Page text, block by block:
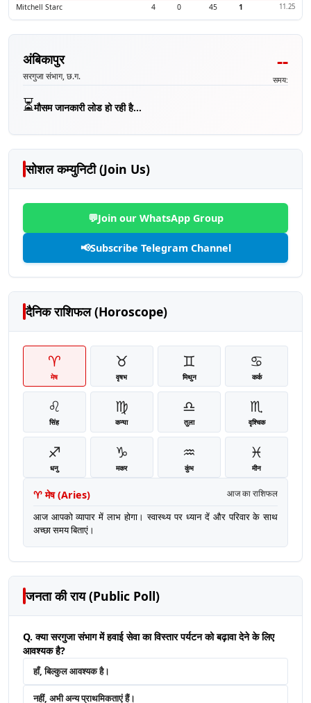
Mitchell Starc 4 0 45 1 11.25
अंबिकापुर
सरगुजा संभाग, छ.ग.
--
समय:
⏳मौसम जानकारी लोड हो रही है...
सोशल कम्युनिटी (Join Us)
💬Join our WhatsApp Group
📢Subscribe Telegram Channel
दैनिक राशिफल (Horoscope)
♈
मेष
♉
वृषभ
♊
मिथुन
♋
कर्क
♌
सिंह
♍
कन्या
♎
तुला
♏
वृश्चिक
♐
धनु
♑
मकर
♒
कुंभ
♓
मीन
♈ मेष(Aries) आज का राशिफल
आज आपको व्यापार में लाभ होगा। स्वास्थ्य पर ध्यान दें और परिवार के साथ
अच्छा समय बिताएं।
जनता की राय (Public Poll)
Q. क्या सरगुजा संभाग में हवाई सेवा का विस्तार पर्यटन को बढ़ावा देने के लिए
आवश्यक है?
हाँ, बिल्कुल आवश्यक है।
नहीं, अभी अन्य प्राथमिकताएं हैं।